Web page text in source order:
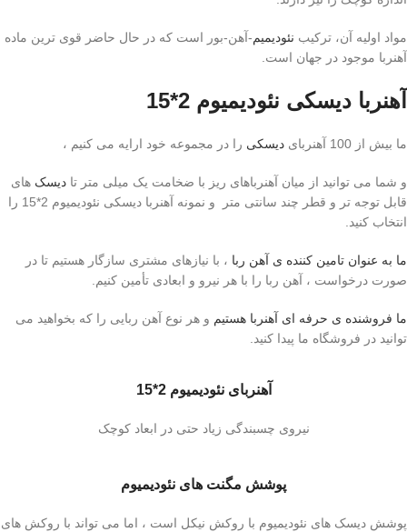
مواد اولیه آن، ترکیب نئودیمیم-آهن-بور است که در حال حاضر قوی ترین ماده
آهنربا موجود در جهان است.
آهنربا دیسکی نئودیمیوم 2*15
ما بیش از 100 آهنربای دیسکی را در مجموعه خود ارایه می کنیم ،
و شما می توانید از میان آهنرباهای ریز با ضخامت یک میلی متر تا دیسک های
قابل توجه تر و قطر چند سانتی متر و نمونه آهنربا دیسکی نئودیمیوم 2*15 را
انتخاب کنید.
ما به عنوان تامین کننده ی آهن ربا ، با نیازهای مشتری سازگار هستیم تا در
صورت درخواست ، آهن ربا را با هر نیرو و ابعادی تأمین کنیم.
ما فروشنده ی حرفه ای آهنربا هستیم و هر نوع آهن ربایی را که بخواهید می
توانید در فروشگاه ما پیدا کنید.
آهنربای نئودیمیوم 2*15
نیروی چسبندگی زیاد حتی در ابعاد کوچک
پوشش مگنت های نئودیمیوم
پوشش دیسک های نئودیمیوم با روکش نیکل است ، اما می تواند با روکش های